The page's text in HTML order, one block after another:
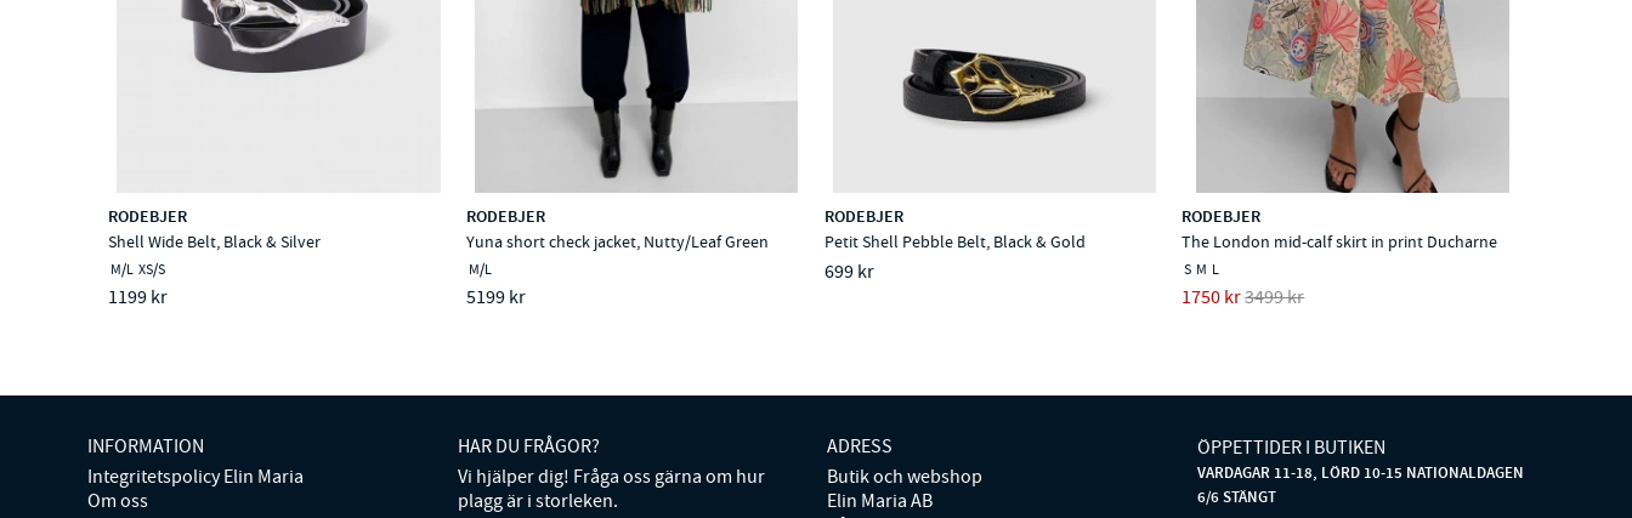
RODEBJER
Shell Wide Belt, Black & Silver
M/L XS/S
1199 kr
RODEBJER
Yuna short check jacket, Nutty/Leaf Green
M/L
5199 kr
RODEBJER
Petit Shell Pebble Belt, Black & Gold
699 kr
RODEBJER
The London mid-calf skirt in print Ducharne
S M L
1750 kr3499 kr
INFORMATION
Integritetspolicy Elin Maria
Om oss
HAR DU FRÅGOR?
Vi hjälper dig! Fråga oss gärna om hur
plagg är i storleken.
ADRESS
Butik och webshop
Elin Maria AB
ÖPPETTIDER I BUTIKEN
VARDAGAR 11-18, LÖRD 10-15 NATIONALDAGEN
6/6 STÄNGT